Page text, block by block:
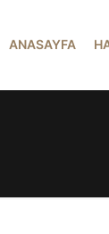
ANASAYFA